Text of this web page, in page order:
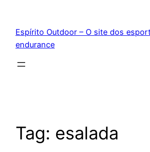
conteúdo
Espírito Outdoor – O site dos
endurance
Tag: esalada